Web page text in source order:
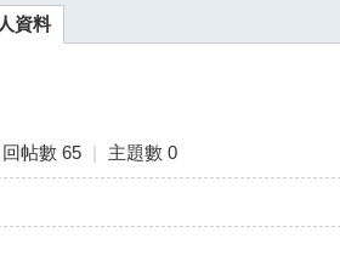
資料
回帖數 65 | 主題數 0